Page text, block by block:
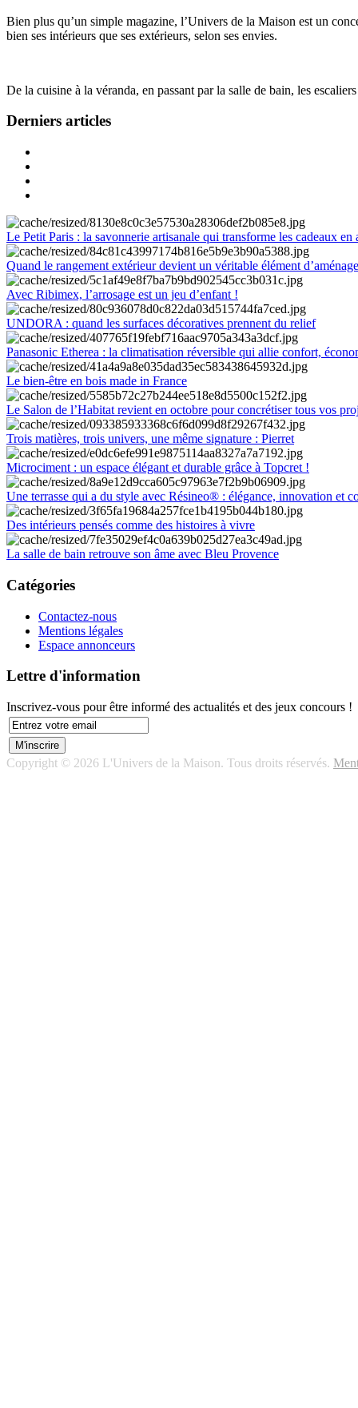
Bien plus qu’un simple magazine, l’Univers de la Maison est un
bien ses intérieurs que ses extérieurs, selon ses envies.
De la cuisine à la véranda, en passant par la salle de bain, les
Derniers articles
Le Petit Paris : la savonnerie artisanale qui transforme les cadeaux en
Quand le rangement extérieur devient un véritable élément
Avec Ribimex, l’arrosage est un jeu d’enfant !
UNDORA : quand les surfaces décoratives prennent du relief
Panasonic Etherea : la climatisation réversible qui allie confort,
Le bien-être en bois made in France
Le Salon de l’Habitat revient en octobre pour concrétiser tous vos
Trois matières, trois univers, une même signature : Pierret
Microciment : un espace élégant et durable grâce à Topcret !
Une terrasse qui a du style avec Résineo® : élégance, innovation et
Des intérieurs pensés comme des histoires à vivre
La salle de bain retrouve son âme avec Bleu Provence
Catégories
Contactez-nous
Mentions légales
Espace annonceurs
Lettre d'information
Inscrivez-vous pour être informé des actualités et des jeux concours !
Copyright © 2026 L'Univers de la Maison. Tous droits réservés.